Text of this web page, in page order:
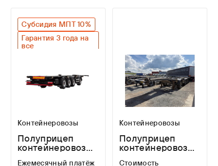
Субсидия МПТ 10%
Гарантия 3 года на
все
Контейнеровозы
Полуприцеп
контейнеровоз
Ежемесячный платёж
Контейнеровозы
Полуприцеп
контейнеровоз
Стоимость